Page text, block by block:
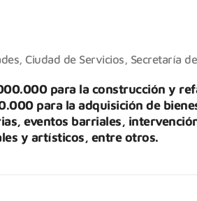
, Ciudad de Servicios, Secretaría
para la construcción y
para la adquisición de
eventos barriales,
y artísticos, entre otros.